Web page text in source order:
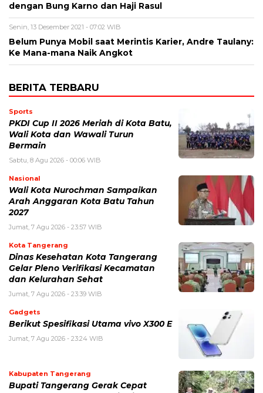
dengan Bung Karno dan Haji Rasul
Senin, 13 Desember 2021 - 07:02 WIB
Belum Punya Mobil saat Merintis Karier, Andre Taulany:
Ke Mana-mana Naik Angkot
BERITA TERBARU
Sports
PKDI Cup II 2026 Meriah di Kota Batu,
Wali Kota dan Wawali Turun
Bermain
Sabtu, 8 Agu 2026 - 00:06 WIB
Nasional
Wali Kota Nurochman Sampaikan
Arah Anggaran Kota Batu Tahun
2027
Jumat, 7 Agu 2026 - 23:57 WIB
Kota Tangerang
Dinas Kesehatan Kota Tangerang
Gelar Pleno Verifikasi Kecamatan
dan Kelurahan Sehat
Jumat, 7 Agu 2026 - 23:39 WIB
Gadgets
Berikut Spesifikasi Utama vivo X300 E
Jumat, 7 Agu 2026 - 23:24 WIB
Kabupaten Tangerang
Bupati Tangerang Gerak Cepat